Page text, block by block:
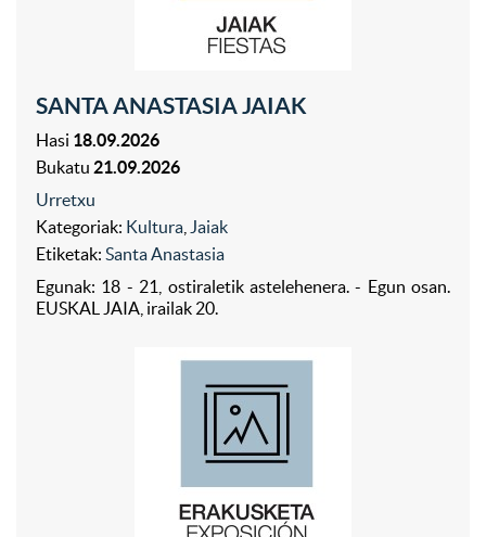
SANTA ANASTASIA JAIAK
Hasi 18.09.2026
Bukatu 21.09.2026
Urretxu
Kategoriak: Kultura Jaiak
Etiketak: Santa Anastasia
Egunak: 18 - 21, ostiraletik astelehenera. - Egun osan.
EUSKAL JAIA, irailak 20.